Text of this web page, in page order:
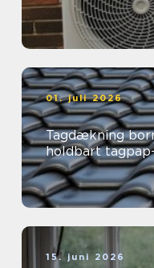
01. juli 2026
Tagdækning bornholm
holdbart
15. juni 2026